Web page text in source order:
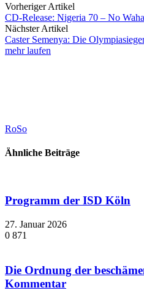
Vorheriger Artikel
CD-Release: Nigeria 70 – No
Nächster Artikel
Caster Semenya: Die
mehr laufen
RoSo
Ähnliche Beiträge
Programm der ISD Köln
27. Januar 2026
0 871
Die Ordnung der
Kommentar